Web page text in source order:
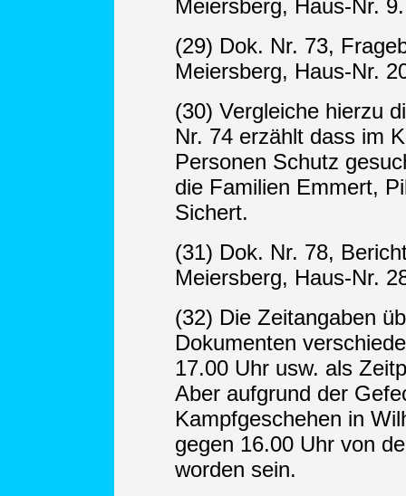
Meiersberg, Haus-Nr. 9.
(29) Dok. Nr. 73,
Meiersberg, Haus-Nr.
(30) Vergleiche hierzu
Nr. 74 erzählt dass im
Personen Schutz
die Familien Emmert,
Sichert.
(31) Dok. Nr. 78,
Meiersberg, Haus-Nr.
(32) Die Zeitangaben
Dokumenten
17.00 Uhr usw. als
Aber aufgrund der
Kampfgeschehen in
gegen 16.00 Uhr von
worden sein.